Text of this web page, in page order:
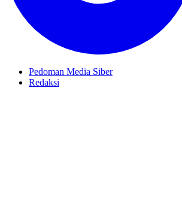
Pedoman Media Siber
Redaksi